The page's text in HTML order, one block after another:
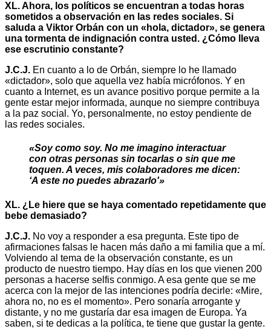
XL. Ahora, los políticos se encuentran a todas horas
sometidos a observación en las redes sociales. Si
saluda a Viktor Orbán con un «hola, dictador», se genera
una tormenta de indignación contra usted. ¿Cómo lleva
ese escrutinio constante?
J.C.J. En cuanto a lo de Orbán, siempre lo he llamado
«dictador», solo que aquella vez había micrófonos. Y en
cuanto a Internet, es un avance positivo porque permite a la
gente estar mejor informada, aunque no siempre contribuya
a la paz social. Yo, personalmente, no estoy pendiente de
las redes sociales.
«Soy como soy. No me imagino interactuar
con otras personas sin tocarlas o sin que me
toquen. A veces, mis colaboradores me dicen:
‘A este no puedes abrazarlo'»
XL. ¿Le hiere que se haya comentado repetidamente que
bebe demasiado?
J.C.J. No voy a responder a esa pregunta. Este tipo de
afirmaciones falsas le hacen más daño a mi familia que a mí.
Volviendo al tema de la observación constante, es un
producto de nuestro tiempo. Hay días en los que vienen 200
personas a hacerse selfis conmigo. A esa gente que se me
acerca con la mejor de las intenciones podría decirle: «Mire,
ahora no, no es el momento». Pero sonaría arrogante y
distante, y no me gustaría dar esa imagen de Europa. Ya
saben, si te dedicas a la política, te tiene que gustar la gente.